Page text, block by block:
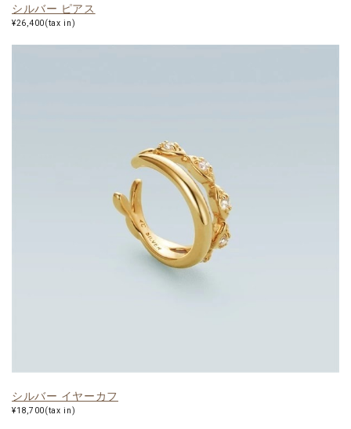
シルバー ピアス
¥26,400(tax in)
シルバー イヤーカフ
¥18,700(tax in)